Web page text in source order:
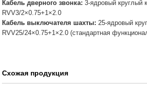
Кабель дверного звонка: 3-ядровый круглый
RVV3/2×0.75+1×2.0
Кабель выключателя шахты: 25-ядровый
RVV25/24×0.75+1×2.0 (стандартная
Схожая продукция